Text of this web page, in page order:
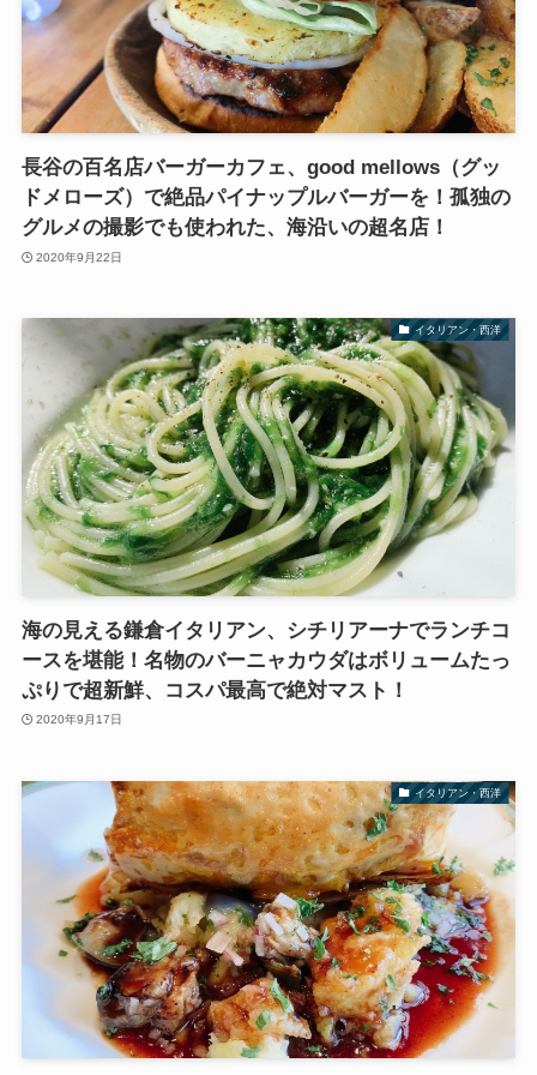
長谷の百名店バーガーカフェ、good mellows（グッ
ドメローズ）で絶品パイナップルバーガーを！孤独の
グルメの撮影でも使われた、海沿いの超名店！
2020年9月22日
イタリアン・西洋
海の見える鎌倉イタリアン、シチリアーナでランチコ
ースを堪能！名物のバーニャカウダはボリュームたっ
ぷりで超新鮮、コスパ最高で絶対マスト！
2020年9月17日
イタリアン・西洋